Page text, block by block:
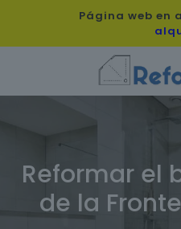
Página web en
Reformar el
de la